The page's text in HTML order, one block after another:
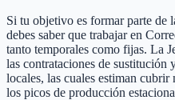
Si tu objetivo es formar parte de
debes saber que trabajar en
tanto temporales como fijas. La
las contrataciones de sustitución
locales, las cuales estiman cubrir
los picos de producción